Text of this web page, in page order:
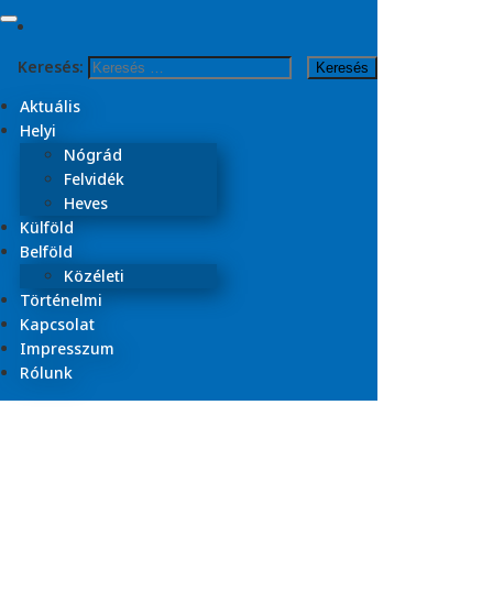
Skip to content
Keresés:
Aktuális
Helyi
Nógrád
Felvidék
Heves
Külföld
Belföld
Közéleti
Történelmi
Kapcsolat
Impresszum
Rólunk
Kezdőlap
2023
október
Nap:2023. október 3.